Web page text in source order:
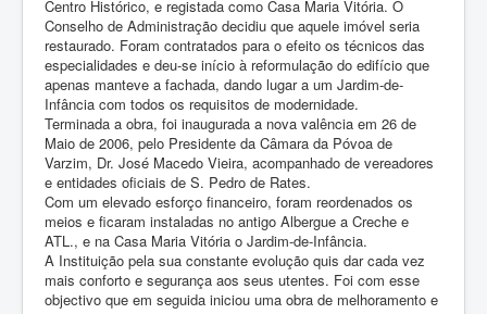
Centro Histórico, e registada como Casa Maria Vitória. O
Conselho de Administração decidiu que aquele imóvel seria
restaurado. Foram contratados para o efeito os técnicos das
especialidades e deu-se início à reformulação do edifício que
apenas manteve a fachada, dando lugar a um Jardim-de-
Infância com todos os requisitos de modernidade.
Terminada a obra, foi inaugurada a nova valência em 26 de
Maio de 2006, pelo Presidente da Câmara da Póvoa de
Varzim, Dr. José Macedo Vieira, acompanhado de vereadores
e entidades oficiais de S. Pedro de Rates.
Com um elevado esforço financeiro, foram reordenados os
meios e ficaram instaladas no antigo Albergue a Creche e
ATL., e na Casa Maria Vitória o Jardim-de-Infância.
A Instituição pela sua constante evolução quis dar cada vez
mais conforto e segurança aos seus utentes. Foi com esse
objectivo que em seguida iniciou uma obra de melhoramento e